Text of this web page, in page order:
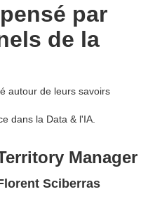
par
de la
autour de leurs savoirs
dans la Data & l'IA.
Manager
Sciberras